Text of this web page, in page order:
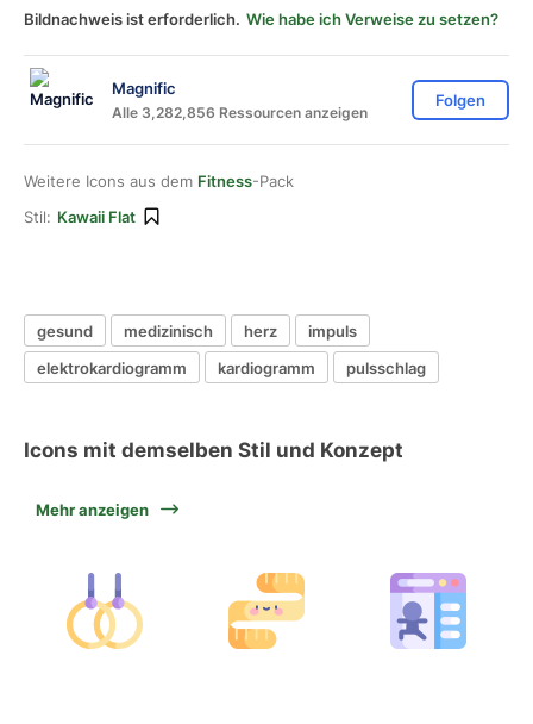
Bildnachweis ist erforderlich. Wie habe ich Verweise zu setzen?
Magnific
Alle 3,282,856 Ressourcen anzeigen
Folgen
Weitere Icons aus dem Fitness-Pack
Stil: Kawaii Flat
gesund medizinisch herz
impuls
elektrokardiogramm
kardiogramm pulsschlag
Icons mit demselben Stil und Konzept
Mehr anzeigen